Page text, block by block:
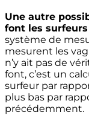
Une autre
font les
système de
mesurent les
n’y ait pas de
font, c’est un
surfeur par
plus bas par
précédemment.